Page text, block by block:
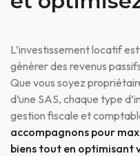
L’investissement locatif
générer des revenus
Que vous soyez
d’une SAS, chaque type
gestion fiscale et
accompagnons pour
biens tout en optimisant